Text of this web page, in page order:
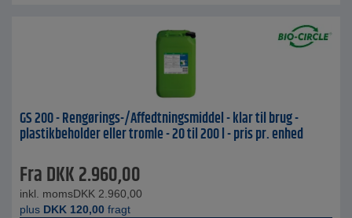
GS 200 - Rengørings-/Affedtningsmiddel - klar til brug -
plastikbeholder eller tromle - 20 til 200 l - pris pr. enhed
FraDKK2.960,00
inkl. momsDKK 2.960,00
plus DKK 120,00 fragt